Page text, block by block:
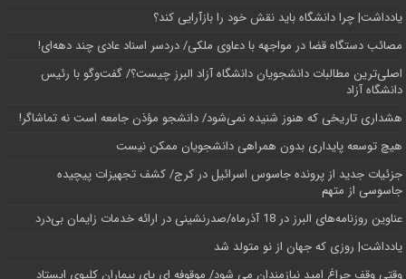
یادداشت| چرا دانشگاه باید نقش خود را بازآرایی کند؟
مصائب دستگاه قضا در مواجهه با دعاوی ملکی/ دردسر اسناد عادی چند‌ دهه‌ای!
اصلی‌ترین مطالبات دانشجویان دانشگاه آزاد البرز چیست؟/ گفت‌وگو با رئیس
دانشگاه آز‌اد
هشداری تاریخی که هنوز شنیده نمی‌شود/ دانشجو مؤذن جامعه است نه تماشاگر!
هیچ توسعه پایداری بدون همراهی دانشجویان ممکن نیست
جزئیات جدید از پرونده جاسوس اسرائیل در کرج/‌ کشف تجهیزات پیچیده
جاسوسی از متهم
عناوین روزنامه‌های البرز در ‌18 آذرماه/صدرنشینی در ارائه خدمات زایمان بی‌درد
یادداشت| روزی که جهان از نو متولد شد
وقتی وقف چراغ امید نیازمندان می شود/ موقوفه ای پای بیماران کلیوی ایستاد